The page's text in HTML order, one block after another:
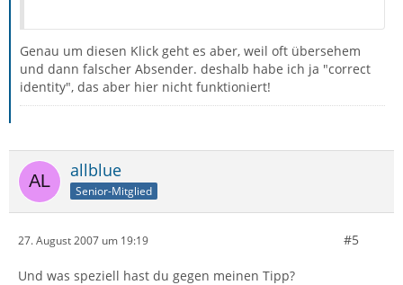
Genau um diesen Klick geht es aber, weil oft übersehem
und dann falscher Absender. deshalb habe ich ja "correct
identity", das aber hier nicht funktioniert!
allblue
Senior-Mitglied
27. August 2007 um 19:19 #5
Und was speziell hast du gegen meinen Tipp?